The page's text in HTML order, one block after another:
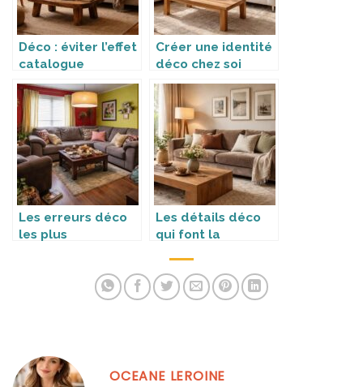
Déco : éviter l’effet
catalogue
Créer une identité
déco chez soi
Les erreurs déco
les plus
Les détails déco
qui font la
OCEANE LEROINE